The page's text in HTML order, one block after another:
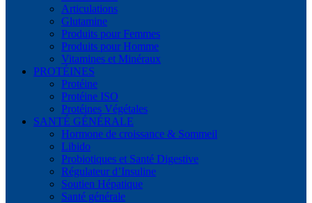
Articulations
Glutamine
Produits pour Femmes
Produits pour Homme
Vitamines et Minéraux
PROTÉINES
Protéine
Protéine ISO
Protéines Végétales
SANTÉ GÉNÉRALE
Hormone de croissance & Sommeil
Libido
Probiotiques et Santé Digestive
Régulateur d’Insuline
Soutien Hépatique
Santé générale